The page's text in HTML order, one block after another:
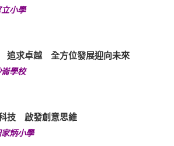
小學
追求卓越 全方位發展迎向未來
學校
技 啟發創意思維
炳小學